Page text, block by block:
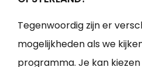
Tegenwoordig zijn er
mogelijkheden als we
programma. Je kan